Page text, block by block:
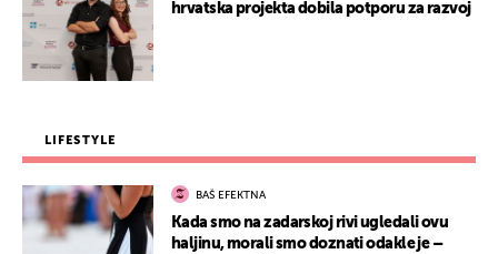
hrvatska projekta dobila potporu za razvoj
LIFESTYLE
BAŠ EFEKTNA
Kada smo na zadarskoj rivi ugledali ovu
haljinu, morali smo doznati odakle je –